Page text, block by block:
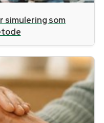
simulering som